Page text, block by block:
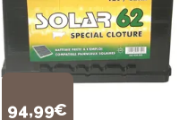
94,99€